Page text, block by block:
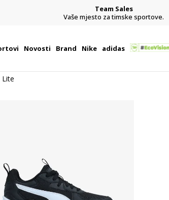
Team Sales
Vaše mjesto za timske sportove.
Novosti Brand Nike adidas
Lite